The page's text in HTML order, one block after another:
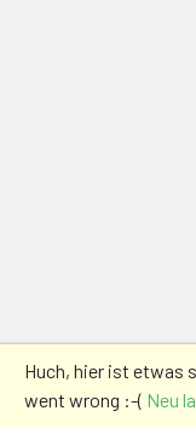
Huch, hier ist etwas
went wrong :-( Neu